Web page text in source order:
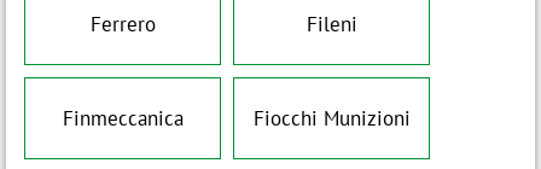
Ferrero Fileni
Finmeccanica Fiocchi Munizioni